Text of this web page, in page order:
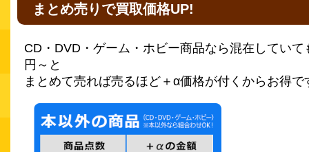
まとめ売りで買取価格UP!
CD・DVD・ゲーム・ホビー商品なら混在してい
円～と
まとめて売れば売るほど＋α価格が付くからお得で